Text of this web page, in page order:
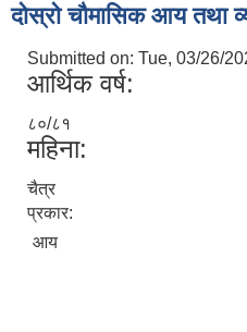
दोस्रो चौमासिक आय तथा
Submitted on: Tue, 03/26/
आर्थिक वर्ष:
८०/८१
महिना:
चैत्र
प्रकार:
आय